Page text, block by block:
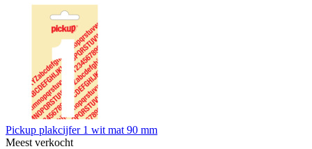
Pickup plakcijfer 1 wit mat 90 mm
Meest verkocht